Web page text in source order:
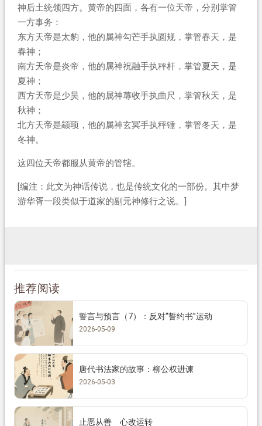
神后土统领四方。黄帝的四面，各有一位天帝，分别掌管
一方事务：
东方天帝是太豹，他的属神勾芒手执圆规，掌管春天，是
春神；
南方天帝是炎帝，他的属神祝融手执秤杆，掌管夏天，是
夏神；
西方天帝是少昊，他的属神蓐收手执曲尺，掌管秋天，是
秋神；
北方天帝是颛顼，他的属神玄冥手执秤锤，掌管冬天，是
冬神。
这四位天帝都服从黄帝的管辖。
[编注：此文为神话传说，也是传统文化的一部份。其中梦
游华胥一段类似于道家的副元神修行之说。]
推荐阅读
誓言与预言（7）：反对“誓约书”运动
2026-05-09
唐代书法家的故事：柳公权进谏
2026-05-03
止恶从善 心改运转